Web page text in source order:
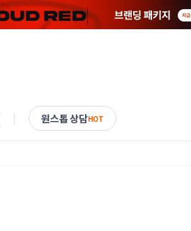
원스톱 상담HOT